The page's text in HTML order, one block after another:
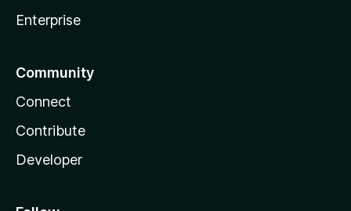
Enterprise
Community
Connect
Contribute
Developer